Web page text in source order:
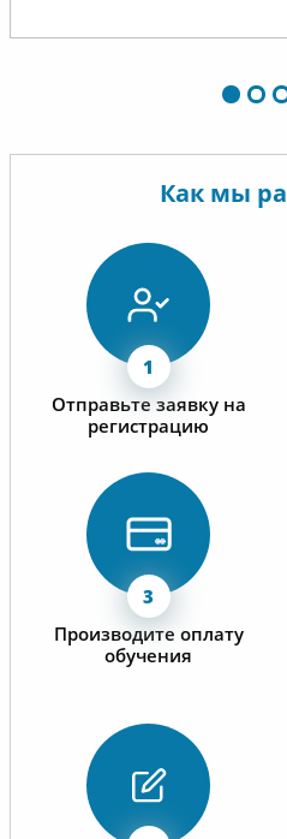
Как мы
Отправьте заявку на
регистрацию
Производите оплату
обучения